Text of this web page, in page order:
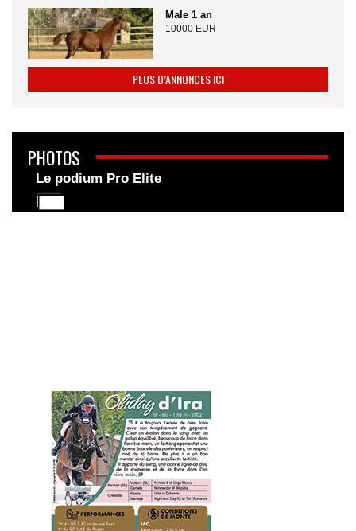
Male 1 an
10000 EUR
PLUS D’ANNONCES ICI
PHOTOS
Le podium Pro Elite